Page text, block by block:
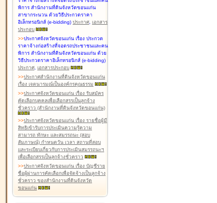
พิการ สำนักงานที่ดินจังหวัดขอนแก่น
สาขากระนวน ด้วยวิธีประกวดราคา
อิเล็กทรอนิกส์ (e-bidding) ประกาศ, เอกสาร
ประกอบ
>>ประกาศจังหวัดขอนแก่น เรื่อง ประกวด
ราคาจ้างก่อสร้างที่จอดรถประชาชนและคน
พิการ สำนักงานที่ดินจังหวัดขอนแก่น ด้วย
วิธีประกวดราคาอิเล็กทรอนิกส์ (e-bidding)
ประกาศ, เอกสารประกอบ
>>ประกาศสำนักงานที่ดินจังหวัดขอนแก่น
เรื่อง เจตนารมณ์เป็นองค์กรคุณธรรม
>>ประกาศจังหวัดขอนแก่น เรื่อง รับสมัคร
คัดเลือกบุคคลเพื่อเลือกสรรเป็นลูกจ้าง
ชั่วคราว (สำนักงานที่ดินจังหวัดขอนแก่น)
>>ประกาศจังหวัดขอนแก่น เรื่อง รายชื่อผู้มี
สิทธิเข้ารับการประเมินความรู้ความ
สามารถ ทักษะ และสมรรถนะ (สอบ
สัมภาษณ์) กำหนดวัน เวลา สถานที่สอบ
และระเบียบเกี่ยวกับการประเมินสมรรถนะฯ
เพื่อเลือกสรรเป็นลูกจ้างชั่วคราว
>>ประกาศจังหวัดขอนแก่น เรื่อง บัญชีราย
ชื่อผู้ผ่านการคัดเลือกเพื่อจัดจ้างเป็นลูกจ้าง
ชั่วคราว ของสำนักงานที่ดินจังหวัด
ขอนแก่น